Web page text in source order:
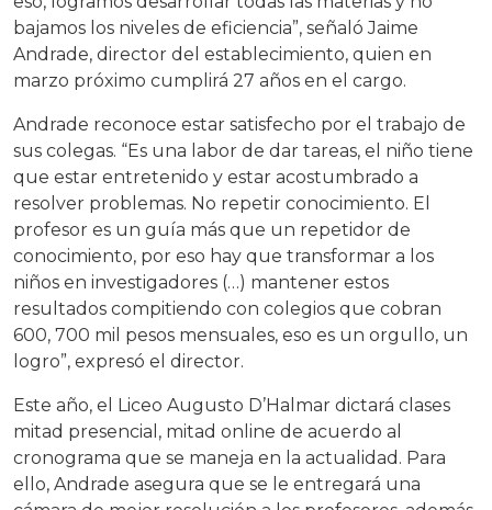
bajamos los niveles de eficiencia”, señaló Jaime
Andrade, director del establecimiento, quien en
marzo próximo cumplirá 27 años en el cargo.
Andrade reconoce estar satisfecho por el trabajo de
sus colegas. “Es una labor de dar tareas, el niño tiene
que estar entretenido y estar acostumbrado a
resolver problemas. No repetir conocimiento. El
profesor es un guía más que un repetidor de
conocimiento, por eso hay que transformar a los
niños en investigadores (…) mantener estos
resultados compitiendo con colegios que cobran
600, 700 mil pesos mensuales, eso es un orgullo, un
logro”, expresó el director.
Este año, el Liceo Augusto D’Halmar dictará clases
mitad presencial, mitad online de acuerdo al
cronograma que se maneja en la actualidad. Para
ello, Andrade asegura que se le entregará una